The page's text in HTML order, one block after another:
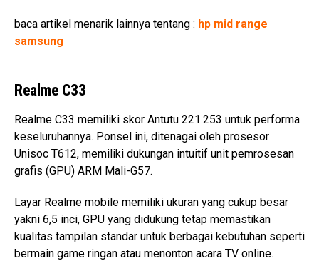
baca artikel menarik lainnya tentang : hp mid range
samsung
Realme C33
Realme C33 memiliki skor Antutu 221.253 untuk performa
keseluruhannya. Ponsel ini, ditenagai oleh prosesor
Unisoc T612, memiliki dukungan intuitif unit pemrosesan
grafis (GPU) ARM Mali-G57.
Layar Realme mobile memiliki ukuran yang cukup besar
yakni 6,5 inci, GPU yang didukung tetap memastikan
kualitas tampilan standar untuk berbagai kebutuhan seperti
bermain game ringan atau menonton acara TV online.